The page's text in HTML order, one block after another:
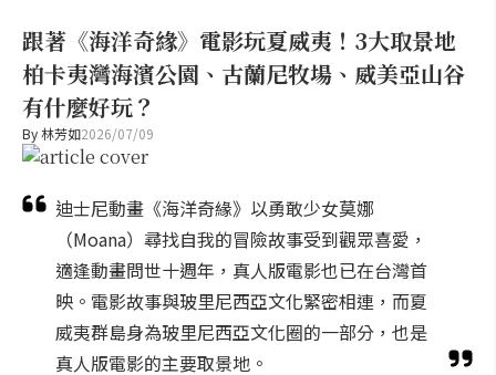
跟著《海洋奇緣》電影玩夏威夷！3大取景地
柏卡夷灣海濱公園、古蘭尼牧場、威美亞山谷
有什麼好玩？
By林芳如2026/07/09
迪士尼動畫《海洋奇緣》以勇敢少女莫娜
（Moana）尋找自我的冒險故事受到觀眾喜愛，
適逢動畫問世十週年，真人版電影也已在台灣首
映。電影故事與玻里尼西亞文化緊密相連，而夏
威夷群島身為玻里尼西亞文化圈的一部分，也是
真人版電影的主要取景地。